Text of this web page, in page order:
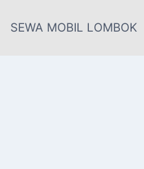
SEWA MOBIL LOMBOK